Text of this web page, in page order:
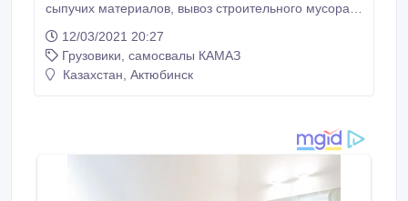
сыпучих материалов, вывоз строительного мусора.
Отечественные и импортные самосвалы различной
грузоподъемности. В том числе полуприцепы
"ТОНАР".
12/03/2021 20:27
Грузовики, самосвалы КАМАЗ
Казахстан, Актюбинск